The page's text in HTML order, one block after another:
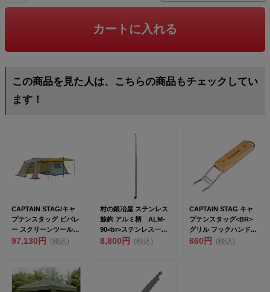
カートに入れる
この商品を見た人は、こちらの商品もチェックしてい
ます！
CAPTAIN STAG/キャ
プテンスタッグ ビバレ
ー スクリーンツールー
ムロッジ5...
97,130円 (税込)
村の鍛冶屋 ステンレス
鯨鉤 アルミ柄 ALM-
90<br>ステンレス一
体...
8,800円 (税込)
CAPTAIN STAG キャ
プテンスタッグ<BR>
グリル フックハンド...
660円 (税込)